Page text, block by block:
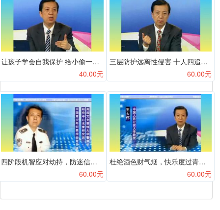
让孩子学会自我保护 给小偷一个不偷的理由
40.00元
三层防护远离性侵害 十人四追应对孩子丢失
60.00元
四阶段机智应对劫持，防迷信欺诈
60.00元
杜绝酒色财气烟，快乐度过青春期
60.00元